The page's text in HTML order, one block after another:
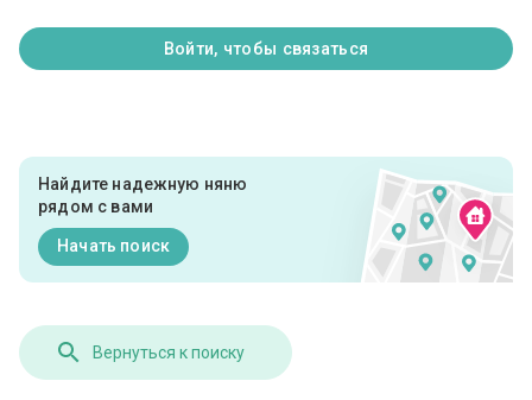
Войти, чтобы связаться
Найдите надежную няню
рядом с вами
Начать поиск
Вернуться к поиску